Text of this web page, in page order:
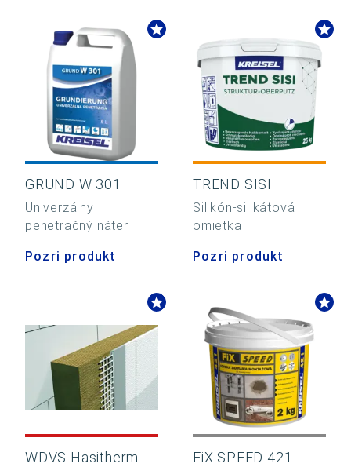
GRUND W 301
Univerzálny
penetračný náter
Pozri produkt
TREND SISI
Silikón-silikátová
omietka
Pozri produkt
WDVS Hasitherm
FiX SPEED 421